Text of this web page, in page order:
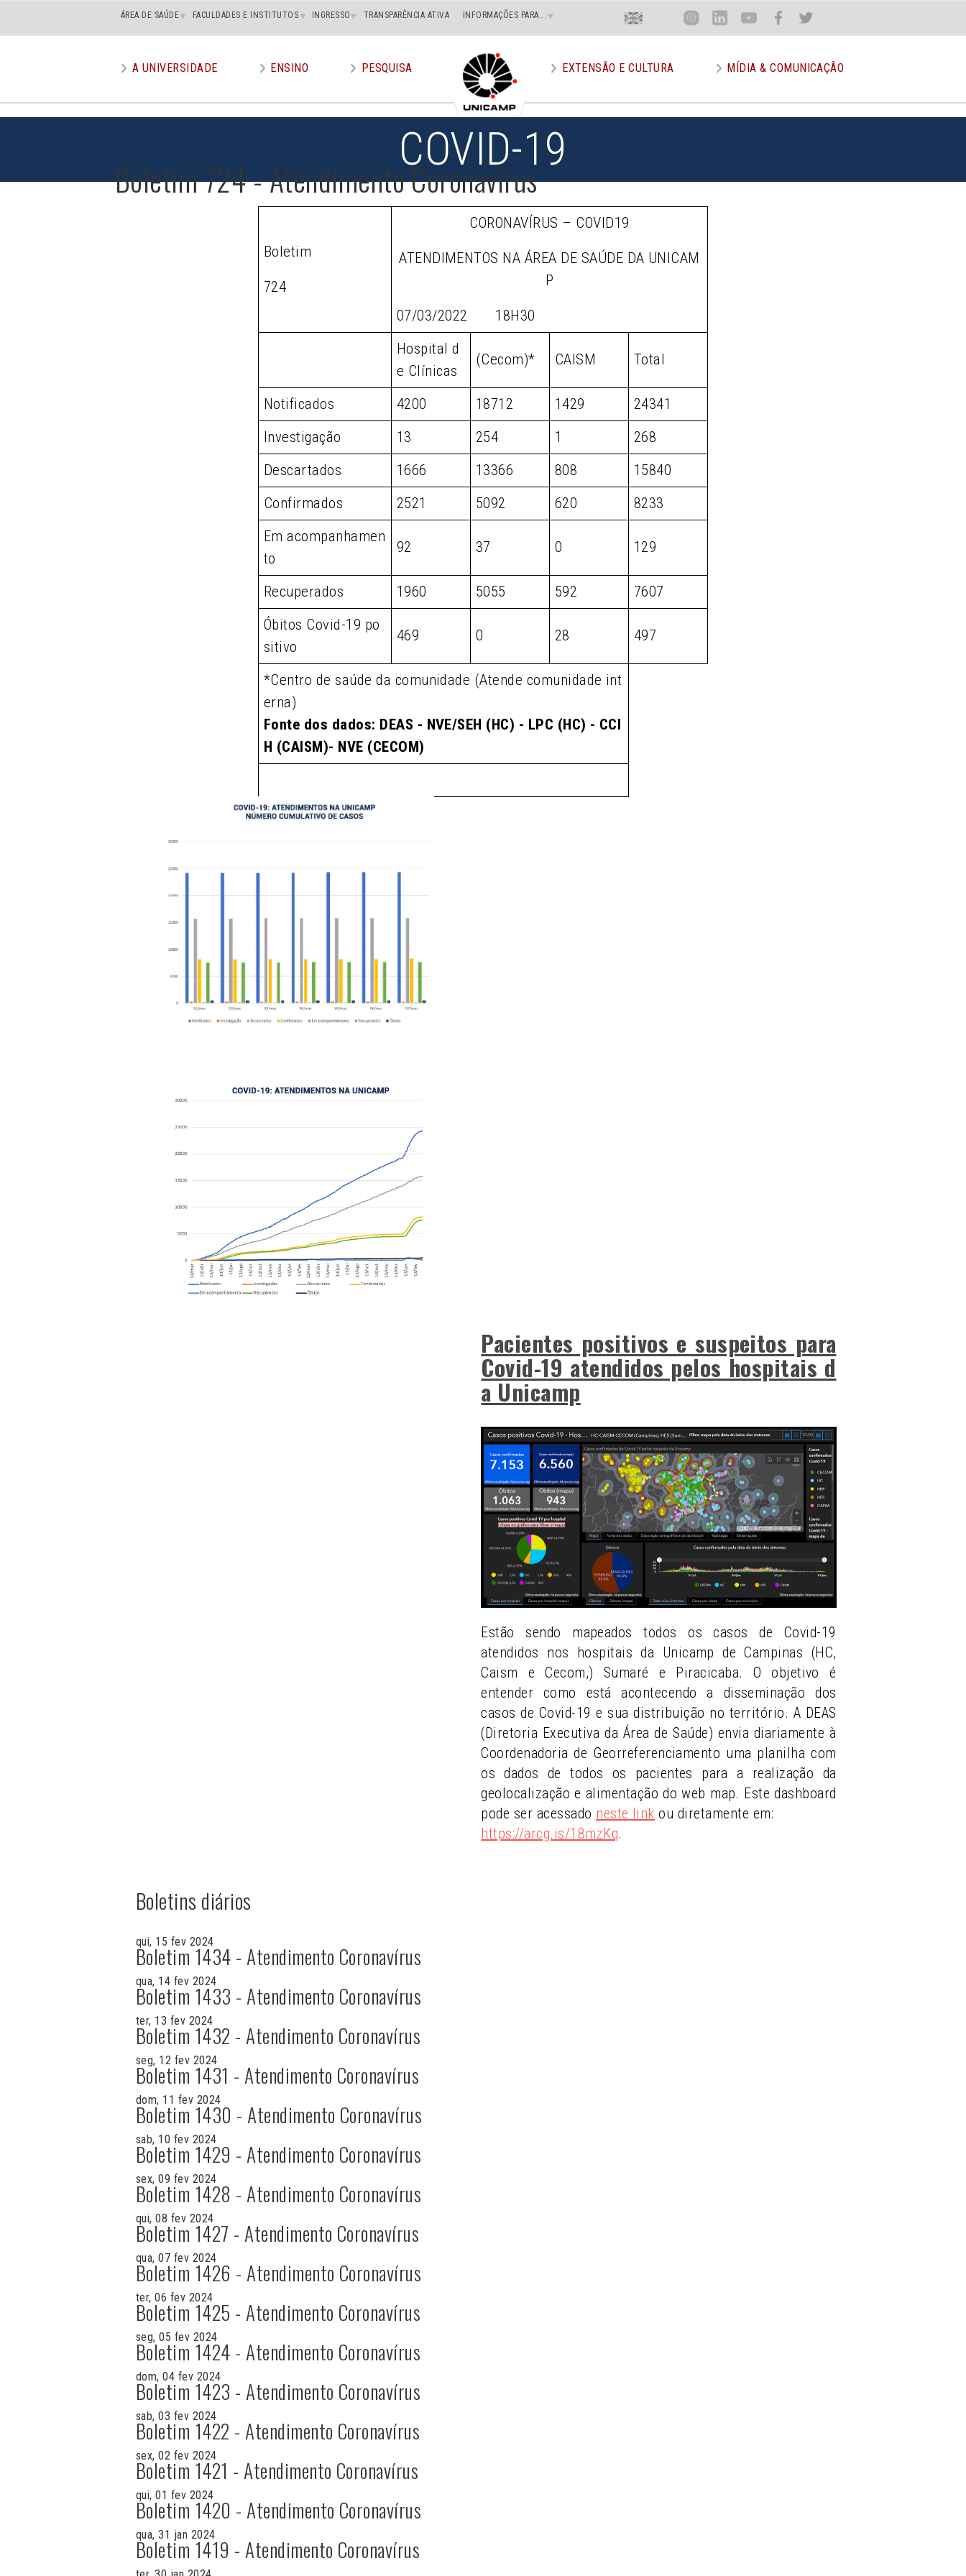
Main
superior
ÁREA DE SAÚDE FACULDADES E INSTITUTOS INGRESSO TRANSPARÊNCIA ATIVA INFORMAÇÕES PARA... Menu
Superior
Direito
En Inst Lin You Face Twit
menu
A UNIVERSIDADE ENSINO PESQUISA EXTENSÃO E CULTURA MÍDIA & COMUNICAÇÃO
COVID-19
Boletim 724 - Atendimento Coronavírus
Boletim
724
CORONAVÍRUS – COVID19
ATENDIMENTOS NA ÁREA DE SAÚDE DA UNICAM
P
07/03/2022 18H30
Hospital d
e Clínicas
(Cecom)* CAISM Total
Notificados 4200 18712 1429
24341
Investigação
13 254 1
268
Descartados
1666 13366 808
15840
Confirmados
2521 5092 620
8233
Em acompanhamen
to
92 37 0 129
Recuperados 1960 5055 592
7607
Óbitos Covid-19 po
sitivo
469 0 28 497
*Centro de saúde da comunidade (Atende comunidade int
erna)
Fonte dos dados: DEAS - NVE/SEH (HC) - LPC (HC) - CCI
H (CAISM)- NVE (CECOM)
Pacientes positivos e suspeitos para
Covid-19 atendidos pelos hospitais d
a Unicamp
Estão sendo mapeados todos os casos de Covid-19
atendidos nos hospitais da Unicamp de Campinas (HC,
Caism e Cecom,) Sumaré e Piracicaba. O objetivo é
entender como está acontecendo a disseminação dos
casos de Covid-19 e sua distribuição no território. A DEAS
(Diretoria Executiva da Área de Saúde) envia diariamente à
Coordenadoria de Georreferenciamento uma planilha com
os dados de todos os pacientes para a realização da
geolocalização e alimentação do web map. Este dashboard
pode ser acessado neste link ou diretamente em:
https://arcg.is/18mzKq.
Boletins diários
qui, 15 fev 2024
Boletim 1434 - Atendimento Coronavírus
qua, 14 fev 2024
Boletim 1433 - Atendimento Coronavírus
ter, 13 fev 2024
Boletim 1432 - Atendimento Coronavírus
seg, 12 fev 2024
Boletim 1431 - Atendimento Coronavírus
dom, 11 fev 2024
Boletim 1430 - Atendimento Coronavírus
sab, 10 fev 2024
Boletim 1429 - Atendimento Coronavírus
sex, 09 fev 2024
Boletim 1428 - Atendimento Coronavírus
qui, 08 fev 2024
Boletim 1427 - Atendimento Coronavírus
qua, 07 fev 2024
Boletim 1426 - Atendimento Coronavírus
ter, 06 fev 2024
Boletim 1425 - Atendimento Coronavírus
seg, 05 fev 2024
Boletim 1424 - Atendimento Coronavírus
dom, 04 fev 2024
Boletim 1423 - Atendimento Coronavírus
sab, 03 fev 2024
Boletim 1422 - Atendimento Coronavírus
sex, 02 fev 2024
Boletim 1421 - Atendimento Coronavírus
qui, 01 fev 2024
Boletim 1420 - Atendimento Coronavírus
qua, 31 jan 2024
Boletim 1419 - Atendimento Coronavírus